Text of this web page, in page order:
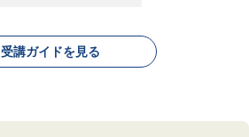
受講ガイドを見る